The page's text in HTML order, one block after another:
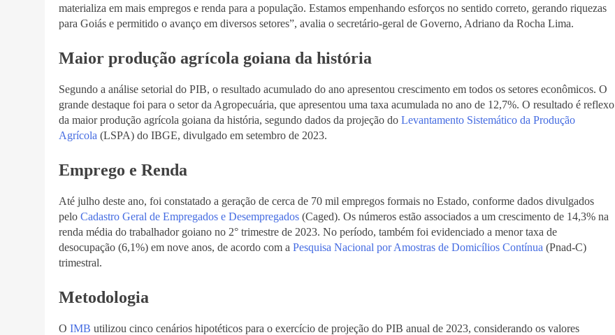
materializa em mais empregos e renda para a população. Estamos empenhando esforços no sentido correto, gerando riquezas
para Goiás e permitido o avanço em diversos setores”, avalia o secretário-geral de Governo, Adriano da Rocha Lima.
Maior produção agrícola goiana da história
Segundo a análise setorial do PIB, o resultado acumulado do ano apresentou crescimento em todos os setores econômicos. O
grande destaque foi para o setor da Agropecuária, que apresentou uma taxa acumulada no ano de 12,7%. O resultado é reflexo
da maior produção agrícola goiana da história, segundo dados da projeção do Levantamento Sistemático da Produção
Agrícola (LSPA) do IBGE, divulgado em setembro de 2023.
Emprego e Renda
Até julho deste ano, foi constatado a geração de cerca de 70 mil empregos formais no Estado, conforme dados divulgados
pelo Cadastro Geral de Empregados e Desempregados (Caged). Os números estão associados a um crescimento de 14,3% na
renda média do trabalhador goiano no 2° trimestre de 2023. No período, também foi evidenciado a menor taxa de
desocupação (6,1%) em nove anos, de acordo com a Pesquisa Nacional por Amostras de Domicílios Contínua (Pnad-C)
trimestral.
Metodologia
O IMB utilizou cinco cenários hipotéticos para o exercício de projeção do PIB anual de 2023, considerando os valores